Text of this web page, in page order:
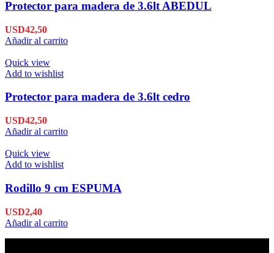
Protector para madera de 3.6lt ABEDUL
USD42,50
Añadir al carrito
Quick view
Add to wishlist
Protector para madera de 3.6lt cedro
USD42,50
Añadir al carrito
Quick view
Add to wishlist
Rodillo 9 cm ESPUMA
USD2,40
Añadir al carrito